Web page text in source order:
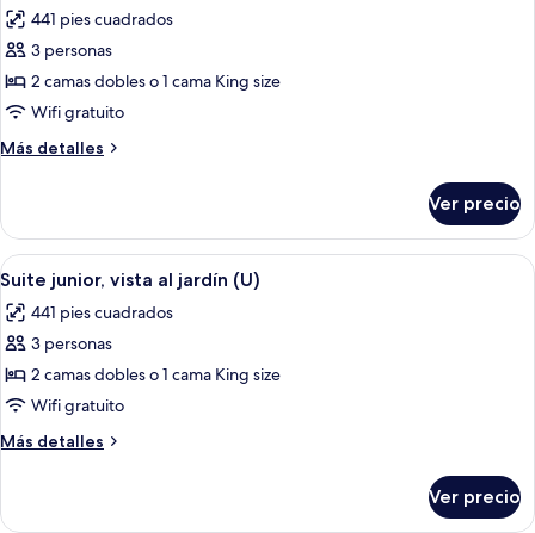
(U)
las
fotos
de
Suite
junior,
vista
jardín
(L)
441 pies cuadrados
3 personas
2 camas dobles o 1 cama King size
Wifi gratuito
Más detalles
Más
junior,
vista
al
(L)
Ver precio
Abrir
todas
las
fotos
de
Suite
junior,
vista
jardín
Una habitación de hotel moderna
6
Suite junior, vista al jardín (U)
441 pies cuadrados
3 personas
2 camas dobles o 1 cama King size
Wifi gratuito
Más detalles
Más
junior,
Ver precio